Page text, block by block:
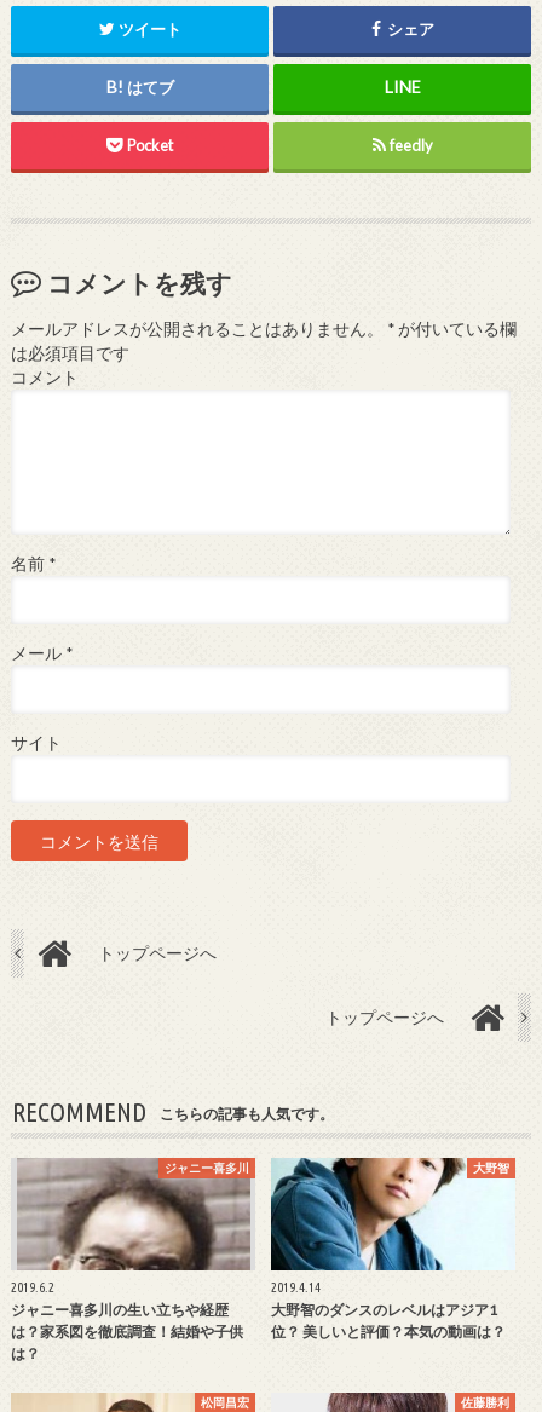
ツイート シェア
はてブ
Pocket feedly
コメントを残す
メールアドレスが公開されることはありません。 *が付いている欄
は必須項目です
コメント
名前 *
メール *
サイト
トップページへ
トップページへ
RECOMMEND こちらの記事も人気です。
ジャニー喜多川
2019.6.2
ジャニー喜多川の生い立ちや経歴
は？家系図を徹底調査！結婚や子供
は？
大野智
2019.4.14
大野智のダンスのレベルはアジア1
位？ 美しいと評価？本気の動画は？
松岡昌宏 佐藤勝利